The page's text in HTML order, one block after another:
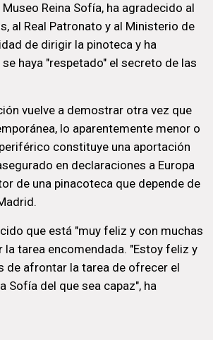
Reina Sofía, ha agradecido al
al Real Patronato y al Ministerio de
de dirigir la pinoteca y ha
haya "respetado" el secreto de las
vuelve a demostrar otra vez que
lo aparentemente menor o
constituye una aportación
en declaraciones a Europa
de una pinacoteca que depende de
que está "muy feliz y con muchas
la tarea encomendada. "Estoy feliz y
de afrontar la tarea de ofrecer el
Sofía del que sea capaz", ha